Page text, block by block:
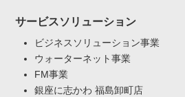
サービスソリューション
ビジネスソリューション事業
ウォーターネット事業
FM事業
銀座に志かわ 福島卸町店